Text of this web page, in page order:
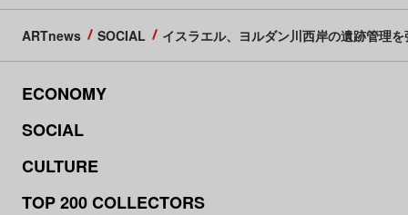
ARTnews SOCIAL イスラエル、ヨルダン川西岸の遺跡管理
ECONOMY
SOCIAL
CULTURE
TOP 200 COLLECTORS